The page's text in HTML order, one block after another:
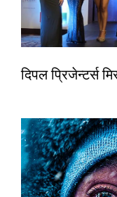
दिपल प्रिजेन्टर्स